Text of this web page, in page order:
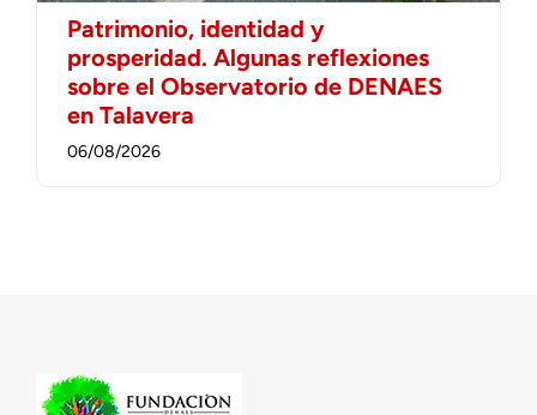
Patrimonio, identidad y
prosperidad. Algunas reflexiones
sobre el Observatorio de DENAES
en Talavera
06/08/2026